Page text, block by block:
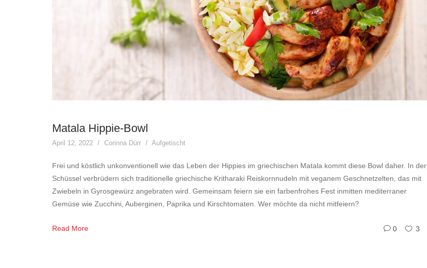
Matala Hippie-Bowl
April 12, 2022 Corinna Dürr Aufgetischt
Frei und köstlich unkonventionell wie das Leben der Hippies im griechischen Matala kommt diese Bowl daher. In der
Schüssel verbrüdern sich traditionelle griechische Kritharaki Reiskornnudeln mit veganem Geschnetzelten, das mit
Zwiebeln in Gyrosgewürz angebraten wird. Gemeinsam feiern sie ein farbenfrohes Fest inmitten mediterraner
Gemüse wie Zucchini, Auberginen, Paprika und Kirschtomaten. Wer möchte da nicht mitfeiern?
Read More 0 3